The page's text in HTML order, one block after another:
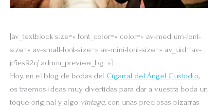
[av_textblock size=» font_color=» color=» av-medium-font-
size=» av-small-font-size=» av-mini-font-size=» av_uid=’av-
jr5es92q’ admin_preview_bg=»]
Hoy, en el blog de bodas del Cigarral del Ángel Custodio,
os traemos ideas muy divertidas para dar a vuestra boda un
toque original y algo vintage, con unas preciosas pizarras